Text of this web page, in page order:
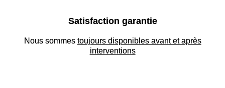
Satisfaction garantie
Nous sommes toujours disponibles avant et après
interventions